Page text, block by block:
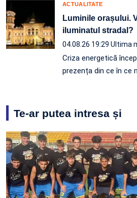
ACTUALITATE
Luminile orașului.
iluminatul stradal?
04.08.26 19:29 Ultima
Criza energetică
prezența din ce în ce
Te-ar putea intresa și